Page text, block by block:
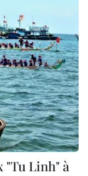
"Tu Linh" à